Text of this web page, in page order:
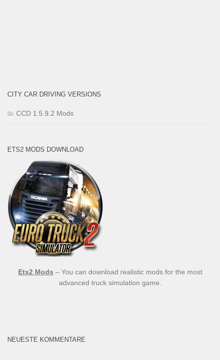
CITY CAR DRIVING VERSIONS
CCD 1.5.9.2 Mods
ETS2 MODS DOWNLOAD
Ets2 Mods – You can download realistic mods for the most
advanced truck simulation game.
NEUESTE KOMMENTARE